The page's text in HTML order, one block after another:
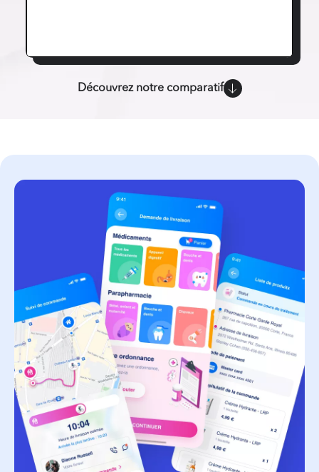
Découvrez notre comparatif